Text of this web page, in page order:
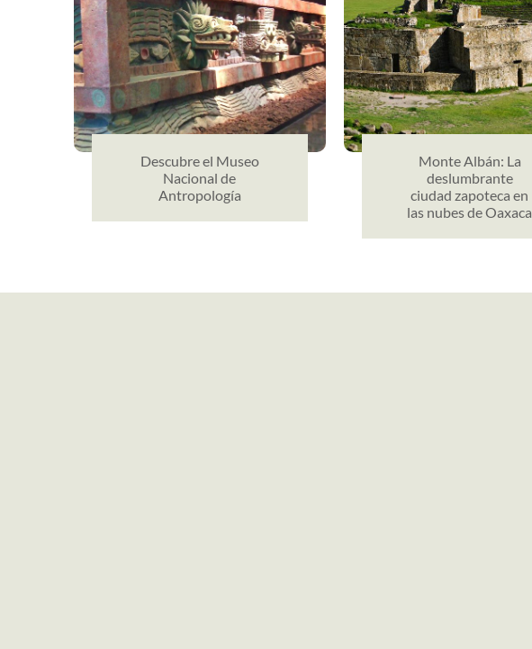
Descubre el Museo
Nacional de
Antropología
Monte Albán: La
deslumbrante
ciudad zapoteca en
las nubes de Oaxaca